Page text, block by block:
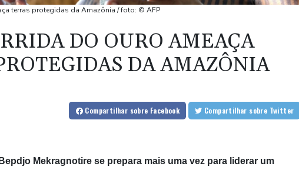
terras protegidas da Amazônia / foto: © AFP
DO OURO AMEAÇA
DA AMAZÔNIA
Compartilhar sobre Facebook Compartilhar sobre Twitter
Mekragnotire se prepara mais uma vez para liderar um